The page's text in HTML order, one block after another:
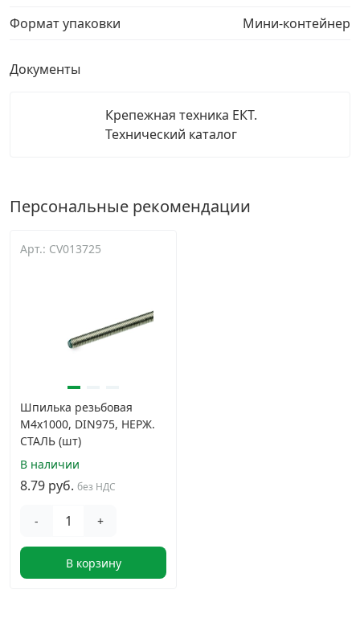
Скобяные изделия и мебельная фурнитура
Формат упаковки
Мини-контейнер
Документы
Крепежная техника ЕКТ.
Технический каталог
Персональные рекомендации
Арт.: CV013725
Шпилька резьбовая
М4х1000, DIN975, НЕРЖ.
СТАЛЬ (шт)
В наличии
8.79 руб. без НДС
- +
В корзину